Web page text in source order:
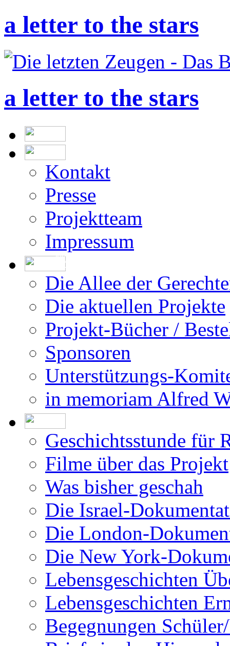
a letter to the stars
a letter to the stars
Kontakt
Presse
Projektteam
Impressum
Die Allee der
Die aktuellen Projekte
Projekt-Bücher /
Sponsoren
Unterstützungs-
in memoriam Alfred
Geschichtsstunde für
Filme über das Projekt
Was bisher geschah
Die Israel-
Die London-
Die New York-
Lebensgeschichten
Lebensgeschichten
Begegnungen
Die Erstellung der Datenbank beruht auf
den vom DÖW - Dokumentationsarchiv des
Österreichischen Widerstandes - zur Ver-